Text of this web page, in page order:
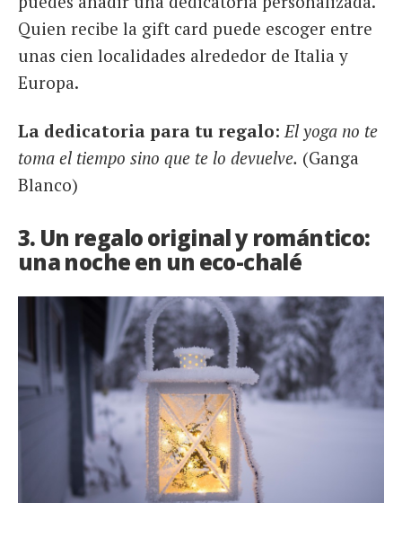
Quien recibe la gift card puede escoger entre
unas cien localidades alrededor de Italia y
Europa.
La dedicatoria para tu regalo: El yoga no te
toma el tiempo sino que te lo devuelve. (Ganga
Blanco)
3. Un regalo original y romántico:
una noche en un eco-chalé